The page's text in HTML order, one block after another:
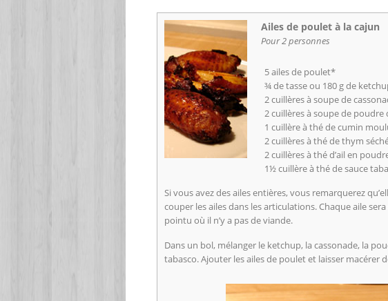
Ailes de poulet à la cajun
Pour 2 personnes
5 ailes de poulet*
¾ de tasse ou 180 g de
2 cuillères à soupe de
2 cuillères à soupe de poudre
1 cuillère à thé de cumin
2 cuillères à thé de thym
2 cuillères à thé d’ail en
1½ cuillère à thé de sauce
Si vous avez des ailes entières, vous remarquerez
couper les ailes dans les articulations. Chaque aile
pointu où il n’y a pas de viande.
Dans un bol, mélanger le ketchup, la cassonade, la
tabasco. Ajouter les ailes de poulet et laisser macérer